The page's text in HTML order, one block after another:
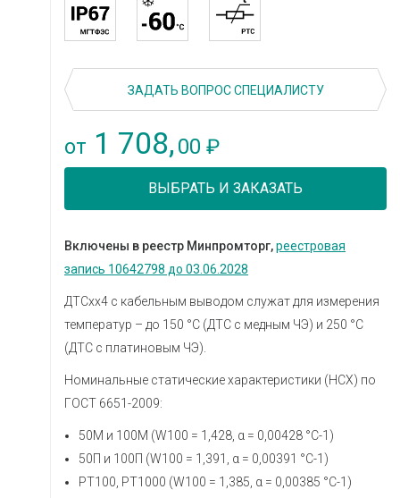
ЗАДАТЬ ВОПРОС СПЕЦИАЛИСТУ
от 1 708, 00 ₽
ВЫБРАТЬ И ЗАКАЗАТЬ
Включены в реестр Минпромторг,реестровая
запись 10642798 до 03.06.2028
ДТСхх4 с кабельным выводом служат для измерения
температур – до 150 °С (ДТС с медным ЧЭ) и 250 °С
(ДТС с платиновым ЧЭ).
Номинальные статические характеристики (НСХ) по
ГОСТ 6651-2009:
50М и 100М (W100 = 1,428, α = 0,00428 °С-1)
50П и 100П (W100 = 1,391, α = 0,00391 °С-1)
РТ100, РТ1000 (W100 = 1,385, α = 0,00385 °С-1)